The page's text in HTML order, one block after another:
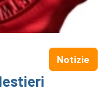
Notizie